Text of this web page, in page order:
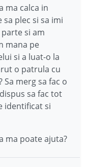
ma calca in
plec si sa imi
si am
mana pe
si a luat-o la
o patrula cu
Sa merg sa fac o
sa fac tot
identificat si
ma poate ajuta?